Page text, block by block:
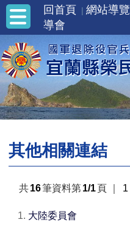
回首頁 網站導覽
導會
其他相關連結
共 16筆資料第 1/1 頁 1
1. 大陸委員會